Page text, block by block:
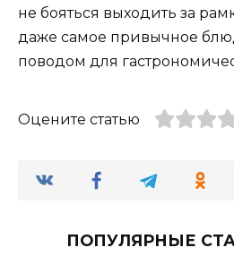
не бояться выходить за
даже самое привычное
поводом для
Оцените статью
ПОПУЛЯРНЫЕ